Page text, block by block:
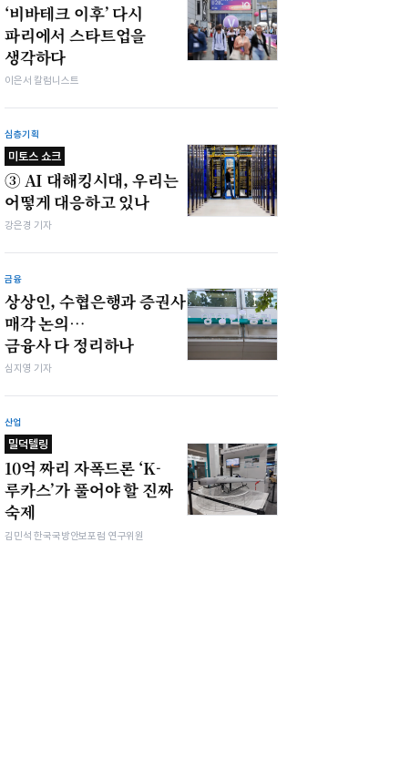
‘비바테크 이후’ 다시
파리에서 스타트업을
생각하다
이은서 칼럼니스트
심층기획
미토스 쇼크
③ AI 대해킹시대, 우리는
어떻게 대응하고 있나
강은경 기자
금융
상상인, 수협은행과 증권사
매각 논의…
금융사 다 정리하나
심지영 기자
산업
밀덕텔링
10억 짜리 자폭드론 ‘K-
루카스’가 풀어야 할 진짜
숙제
김민석 한국국방안보포럼 연구위원